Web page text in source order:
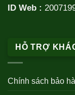
ID Web :
HỖ TRỢ
Chính sách bảo